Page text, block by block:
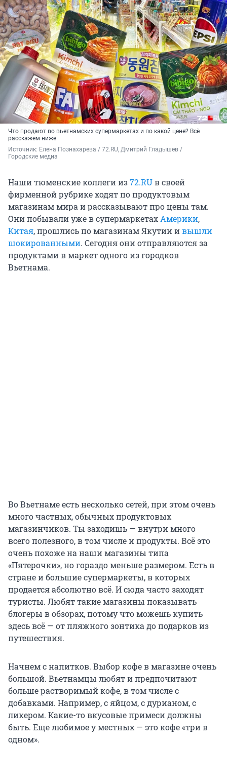
Что продают во вьетнамских супермаркетах и по какой цене? Всё
расскажем ниже
Источник: Елена Познахарева / 72.RU, Дмитрий Гладышев /
Городские медиа
Наши тюменские коллеги из72.RUв своей
фирменной рубрике ходят по продуктовым
магазинам мира и рассказывают про цены там.
Они побывали уже в супермаркетахАмерики,
Китая, прошлись по магазинам Якутии ивышли
шокированными. Сегодня они отправляются за
продуктами в маркет одного из городков
Вьетнама.
Во Вьетнаме есть несколько сетей, при этом очень
много частных, обычных продуктовых
магазинчиков. Ты заходишь — внутри много
всего полезного, в том числе и продукты. Всё это
очень похоже на наши магазины типа
«Пятерочки», но гораздо меньше размером. Есть в
стране и большие супермаркеты, в которых
продается абсолютно всё. И сюда часто заходят
туристы. Любят такие магазины показывать
блогеры в обзорах, потому что можешь купить
здесь всё — от пляжного зонтика до подарков из
путешествия.
Начнем с напитков. Выбор кофе в магазине очень
большой. Вьетнамцы любят и предпочитают
больше растворимый кофе, в том числе с
добавками. Например, с яйцом, с дурианом, с
ликером. Какие-то вкусовые примеси должны
быть. Еще любимое у местных — это кофе «три в
одном».